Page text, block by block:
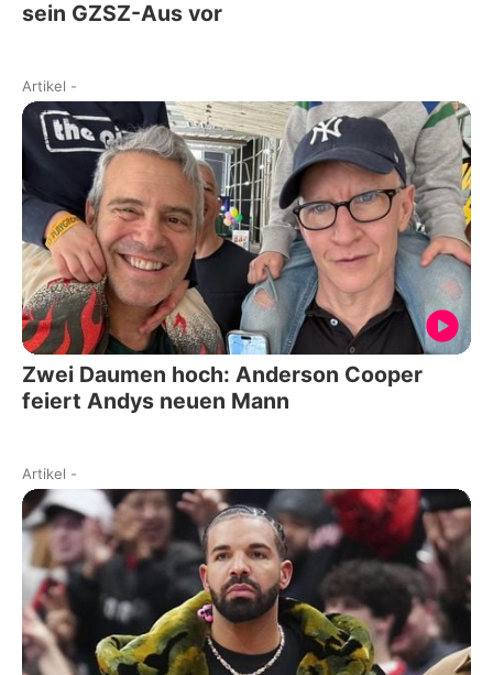
sein GZSZ-Aus vor
Artikel -
Zwei Daumen hoch: Anderson Cooper
feiert Andys neuen Mann
Artikel -